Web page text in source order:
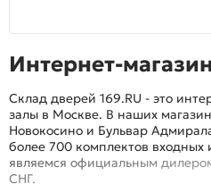
Интернет-
Склад дверей 169.RU - это
залы в Москве. В наших
Новокосино и Бульвар
более 700 комплектов
являемся официальным
СНГ.